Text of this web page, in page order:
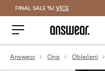
FINAL SALE %! VÍCE
Answear Ona Oblečení